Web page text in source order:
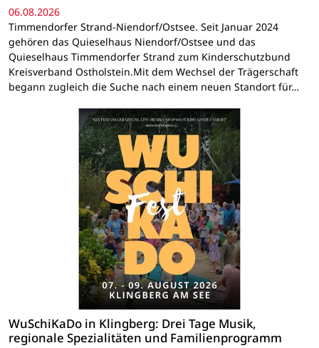
06.08.2026
Timmendorfer Strand-Niendorf/Ostsee. Seit Januar 2024
gehören das Quieselhaus Niendorf/Ostsee und das
Quieselhaus Timmendorfer Strand zum Kinderschutzbund
Kreisverband Ostholstein.Mit dem Wechsel der Trägerschaft
begann zugleich die Suche nach einem neuen Standort für…
WuSchiKaDo in Klingberg: Drei Tage Musik,
regionale Spezialitäten und Familienprogramm